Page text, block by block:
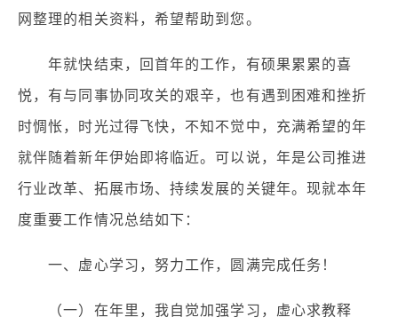
网整理的相关资料，希望帮助到您。
年就快结束，回首年的工作，有硕果累累的喜
悦，有与同事协同攻关的艰辛，也有遇到困难和挫折
时惆怅，时光过得飞快，不知不觉中，充满希望的年
就伴随着新年伊始即将临近。可以说，年是公司推进
行业改革、拓展市场、持续发展的关键年。现就本年
度重要工作情况总结如下：
一、虚心学习，努力工作，圆满完成任务！
（一）在年里，我自觉加强学习，虚心求教释